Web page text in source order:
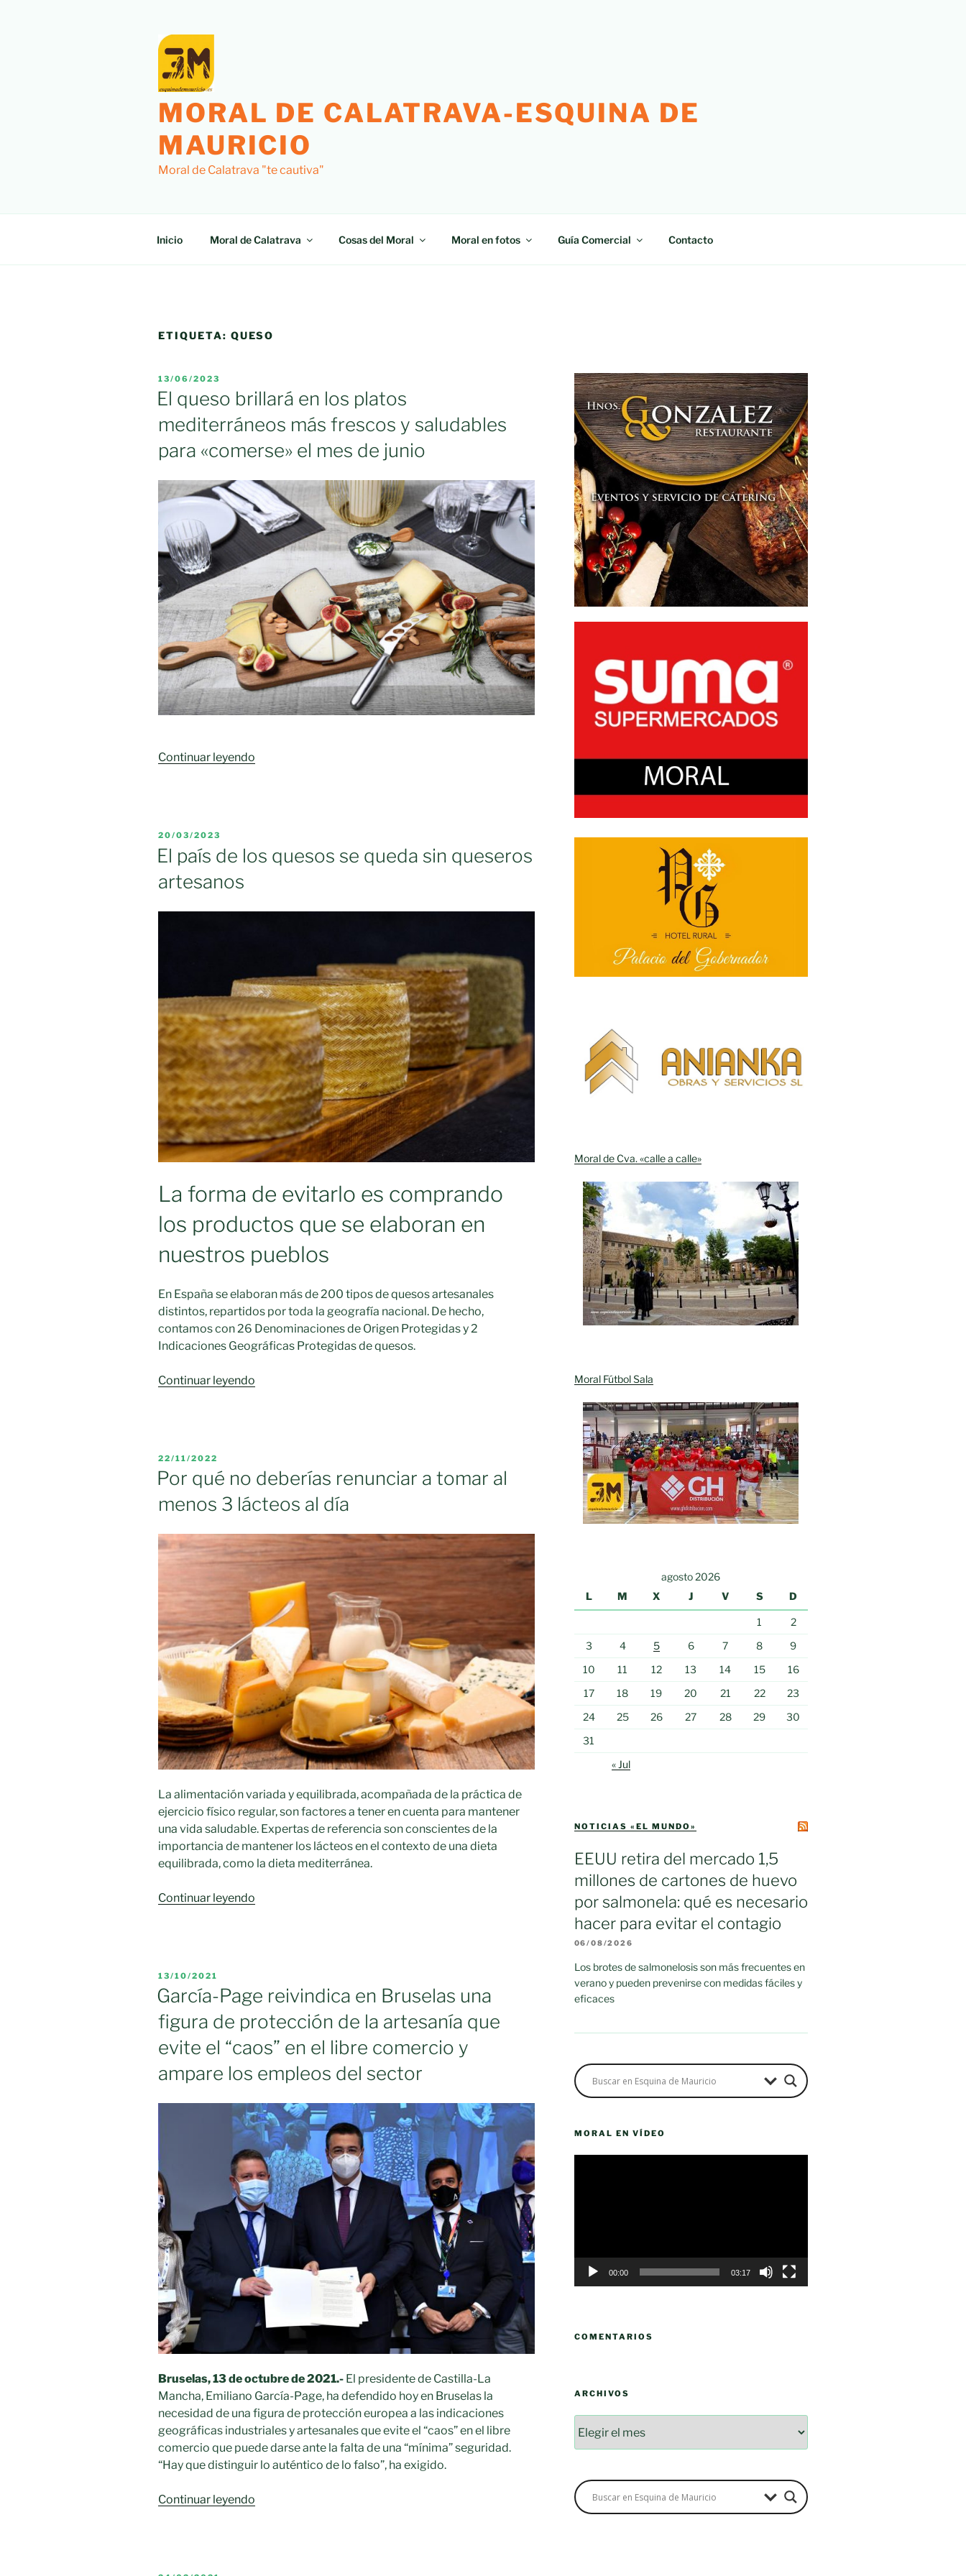
MORAL DE CALATRAVA-ESQUINA DE
MAURICIO
Moral de Calatrava "te cautiva"
Inicio Moral de Calatrava Cosas del Moral Moral en fotos Guía Comercial Contacto
ETIQUETA: QUESO
PUBLICADO
EL
13/06/2023
El queso brillará en los platos
mediterráneos más frescos y saludables
para «comerse» el mes de junio
Continuar leyendo
mediterráneos
y
el
mes
de
junio»
PUBLICADO
EL
20/03/2023
El país de los quesos se queda sin queseros
artesanos
La forma de evitarlo es comprando
los productos que se elaboran en
nuestros pueblos
En España se elaboran más de 200 tipos de quesos artesanales
distintos, repartidos por toda la geografía nacional. De hecho,
contamos con 26 Denominaciones de Origen Protegidas y 2
Indicaciones Geográficas Protegidas de quesos.
Continuar leyendo
queda
sin
artesanos»
PUBLICADO
EL
22/11/2022
Por qué no deberías renunciar a tomar al
menos 3 lácteos al día
La alimentación variada y equilibrada, acompañada de la práctica de
ejercicio físico regular, son factores a tener en cuenta para mantener
una vida saludable. Expertas de referencia son conscientes de la
importancia de mantener los lácteos en el contexto de una dieta
equilibrada, como la dieta mediterránea.
Continuar leyendo
tomar
al
3
lácteos
día»
PUBLICADO
EL
13/10/2021
García-Page reivindica en Bruselas una
figura de protección de la artesanía que
evite el “caos” en el libre comercio y
ampare los empleos del sector
Bruselas, 13 de octubre de 2021.- El presidente de Castilla-La
Mancha, Emiliano García-Page, ha defendido hoy en Bruselas la
necesidad de una figura de protección europea a las indicaciones
geográficas industriales y artesanales que evite el “caos” en el libre
comercio que puede darse ante la falta de una “mínima” seguridad.
“Hay que distinguir lo auténtico de lo falso”, ha exigido.
Continuar leyendo
Moral de Cva. «calle a calle»
Moral Fútbol Sala
agosto 2026
L
M X J V S D
1
2
3
4 5 6 7 8
9
10
11 12 13 14 15
16
17
18 19 20 21 22
23
24
25 26 27 28 29
30
31
« Jul
NOTICIAS «EL MUNDO»
EEUU retira del mercado 1,5
millones de cartones de huevo
por salmonela: qué es necesario
hacer para evitar el contagio
06/08/2026
Los brotes de salmonelosis son más frecuentes en
verano y pueden prevenirse con medidas fáciles y
eficaces
MORAL EN VÍDEO
00:00 03:17
COMENTARIOS
ARCHIVOS